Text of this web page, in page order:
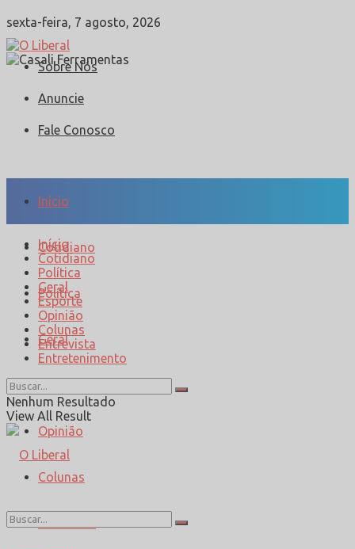
sexta-feira, 7 agosto, 2026
Sobre Nós
Anuncie
Fale Conosco
Início
Cotidiano
Política
Geral
Esporte
Opinião
Colunas
Entrevista
Início
Cotidiano
Política
Geral
Esporte
Opinião
Colunas
Entrevista
Entretenimento
Nenhum Resultado
View All Result